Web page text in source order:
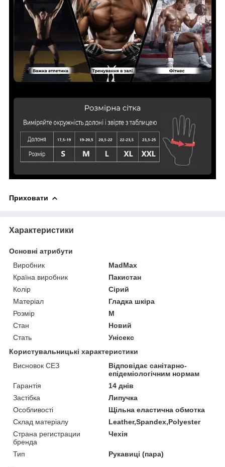
Приховати
Характеристики
Основні атрибути
Виробник
MadMax
Країна виробник
Пакистан
Колір
Сірий
Матеріал
Гладка шкіра
Розмір
M
Стан
Новий
Стать
Унісекс
Користувальницькі характеристики
Висновок СЕЗ
Відповідає санітарно-
епідеміологічним нормам
Гарантія
14 днів
Застібка
Липучка
Особливості
Щільна еластична обмотка
Склад матеріалу
Leather,Spandex,Polyester
Страна регистрации
бренда
Чехія
Тип Рукавиці (пара)